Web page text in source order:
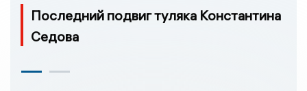
Последний подвиг туляка Константина
Седова